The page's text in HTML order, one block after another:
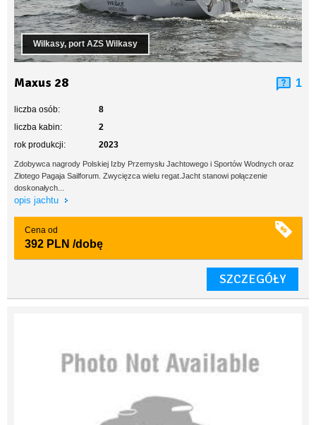
Wilkasy, port AZS Wilkasy
Maxus 28 1
liczba osób:
8
liczba kabin:
2
rok produkcji:
2023
Zdobywca nagrody Polskiej Izby Przemysłu Jachtowego i Sportów Wodnych oraz
Złotego Pagaja Sailforum. Zwycięzca wielu regat.Jacht stanowi połączenie
doskonałych...
opis jachtu
Cena od
392 PLN /dobę
SZCZEGÓŁY